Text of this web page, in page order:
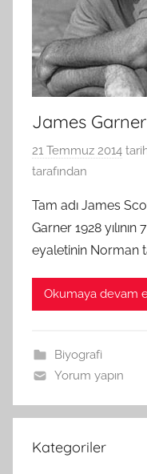
James
21 Temmuz 2014
tarafından
Tam adı James
Garner 1928 yılının
eyaletinin Norman
Okumaya devam
Biyografi
Yorum yapın
Kategoriler